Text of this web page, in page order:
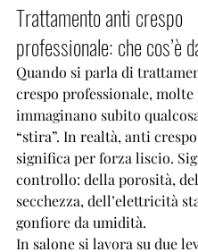
Trattamento anti crespo
professionale: che cos’è
Quando si parla di
crespo professionale, molte
immaginano subito
“stira”. In realtà, anti
significa per forza liscio.
controllo: della porosità,
secchezza, dell’elettricità
gonfiore da umidità.
In salone si lavora su due